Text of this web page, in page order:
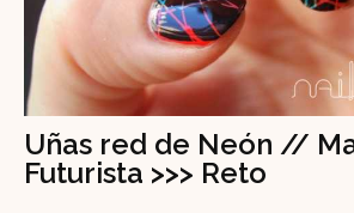
Uñas red de Neón //
Futurista >>> Reto